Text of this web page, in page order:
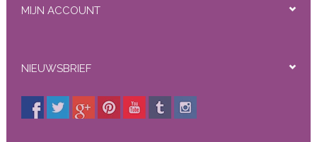
MIJN ACCOUNT
NIEUWSBRIEF